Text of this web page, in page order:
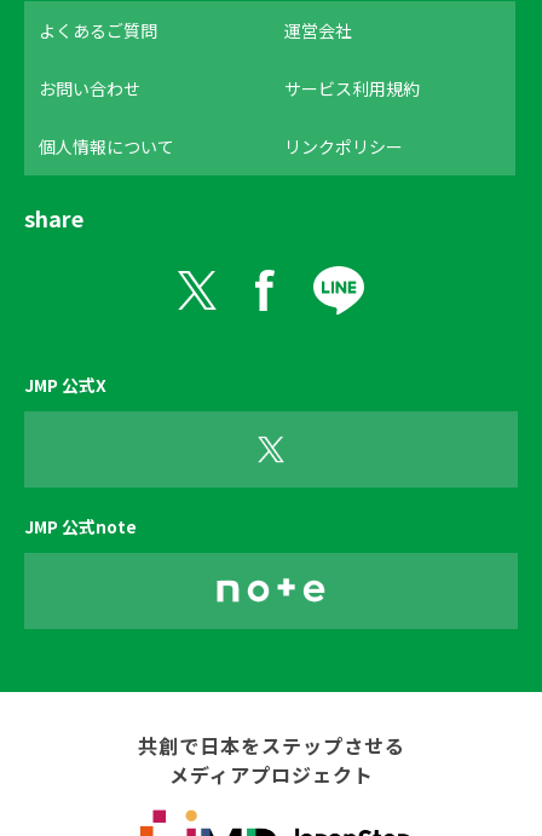
よくあるご質問 運営会社
お問い合わせ サービス利用規約
個人情報について リンクポリシー
share
JMP 公式X
JMP 公式note
共創で日本をステップさせる
メディアプロジェクト